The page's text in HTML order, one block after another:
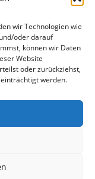
wir Technologien wie
oder darauf
können wir Daten
Website
oder zurückziehst,
werden.
15 in der A-